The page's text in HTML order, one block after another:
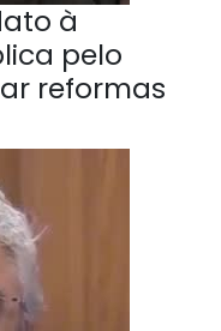
à
pelo
reformas